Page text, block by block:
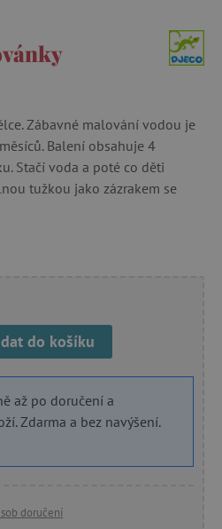
Zábavné malování vodou je
Balení obsahuje 4
Stačí voda a poté co děti
tužkou jako zázrakem se
do košíku
až po doručení a
Zdarma a bez navýšení.
doručení